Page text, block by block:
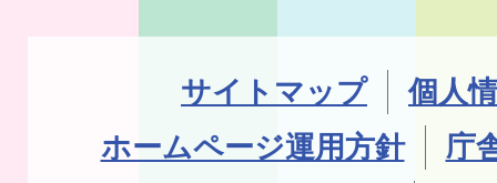
サイトマップ
個人
ホームページ運用方針
庁